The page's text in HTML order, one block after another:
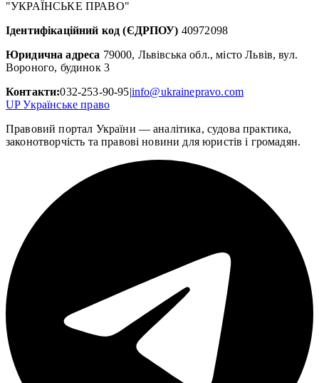
"УКРАЇНСЬКЕ ПРАВО"
Ідентифікаційний код (ЄДРПОУ) 40972098
Юридична адреса 79000, Львівська обл., місто Львів, вул.
Вороного, будинок 3
Контакти:032-253-90-95|info@ukrainepravo.com
UPУкраїнське право
Правовий портал України — аналітика, судова практика,
законотворчість та правові новини для юристів і громадян.